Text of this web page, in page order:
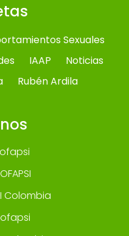
Sexuales
IAAP
Noticias
Rubén Ardila
Colombia